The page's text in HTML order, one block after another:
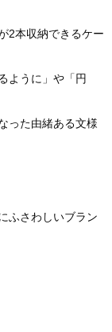
2本収納できるケー
ように」や「円
った由緒ある文様
ふさわしいブラン